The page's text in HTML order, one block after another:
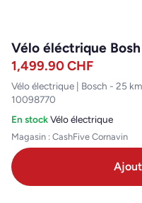
Vélo éléctrique
1,499.90CHF
Vélo électrique | Bosch - 25
10098770
En stock·Vélo électrique
Magasin : CashFive Cornavin